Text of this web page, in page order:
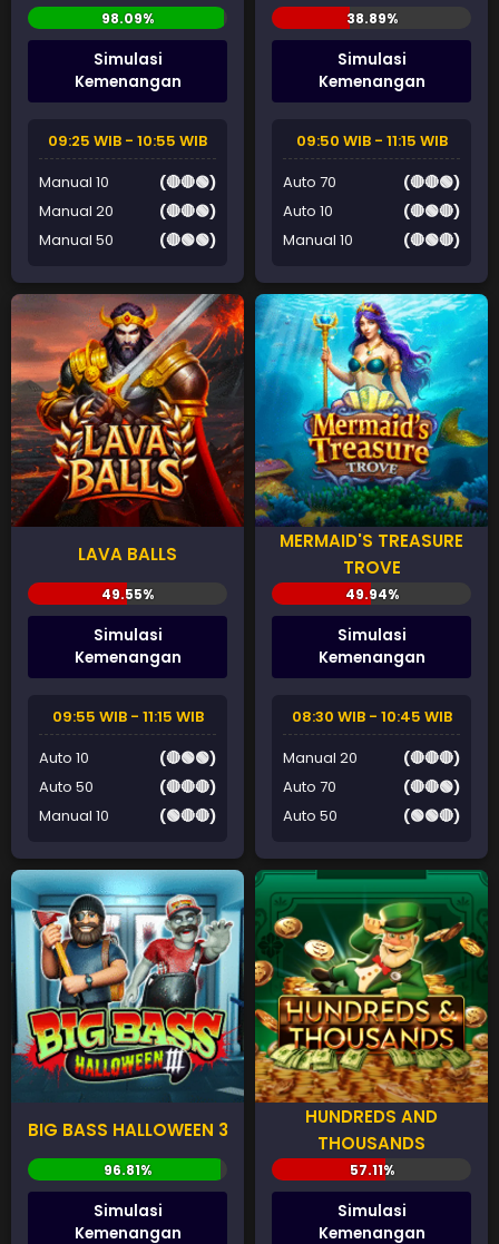
Simulasi
Kemenangan
09:25 WIB - 10:55 WIB
Manual 10
(🔴🔴🟢)
Manual 20
(🔴🔴🟢)
Manual 50
(🔴🟢🟢)
Simulasi
Kemenangan
09:50 WIB - 11:15 WIB
Auto 70
(🔴🔴🟢)
Auto 10
(🔴🟢🔴)
Manual 10
(🔴🟢🔴)
LAVA BALLS
Simulasi
Kemenangan
09:55 WIB - 11:15 WIB
Auto 10
(🔴🟢🟢)
Auto 50
(🔴🔴🔴)
Manual 10
(🟢🔴🔴)
MERMAID'S TREASURE
TROVE
Simulasi
Kemenangan
08:30 WIB - 10:45 WIB
Manual 20
(🔴🔴🔴)
Auto 70
(🔴🔴🟢)
Auto 50
(🟢🟢🔴)
BIG BASS HALLOWEEN 3
Simulasi
Kemenangan
HUNDREDS AND
THOUSANDS
Simulasi
Kemenangan